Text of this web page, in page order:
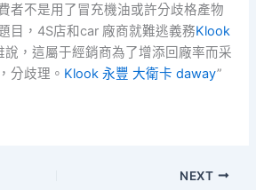
者不是用了冒充機油或許分歧格產物
目，4S店和car 廠商就難逃義務Klook
說，這屬于經銷商為了增添回廠率而采
分歧理。 Klook 永豐 大衛卡 daway”
NEXT